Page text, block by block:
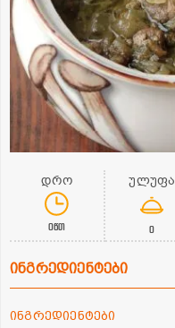
დრო
0წთ
ულუფა
0
ინგრედიენტები
ინგრედიენტები